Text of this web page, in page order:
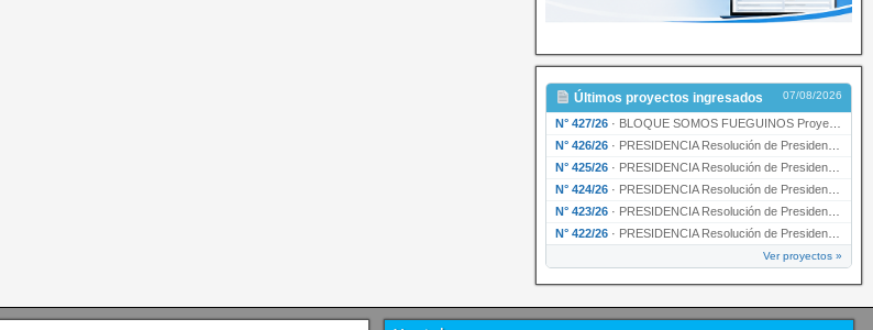
Últimos proyectos ingresados 07/08/2026
N° 427/26 · BLOQUE SOMOS FUEGUINOS Proyecto de Declaración declarando de interés provincial PRESIDENCI…
N° 426/26 · PRESIDENCIA Resolución de Presidencia N° 216/26 declarando de interés provincial la labor …
N° 425/26 · PRESIDENCIA Resolución de Presidencia N° 212/26 declarando de interés provincial el “50° A…
N° 424/26 · PRESIDENCIA Resolución de Presidencia Nº 210/26 declarando de interés provincial el proyec…
N° 423/26 · PRESIDENCIA Resolución de Presidencia Nº 209/26 declarando de interés provincial la presen…
N° 422/26 · PRESIDENCIA Resolución de Presidencia N° 200/26 para su ratificación.
Ver proyectos »